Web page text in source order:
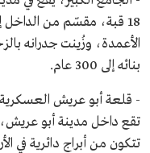
18 قبة، مقسّم من
الأعمدة، وزُينت جدرانه
بنائه إلى 300 عام.
- قلعة أبو عريش
تتكون من أبراج دائرية في